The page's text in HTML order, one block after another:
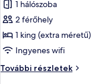
képének
megtekintése:
Executive
szoba
kétszemélyes
ággyal,
1 hálószoba
2 férőhely
1 king (extra
Ingyenes wifi
További részletek
Executive